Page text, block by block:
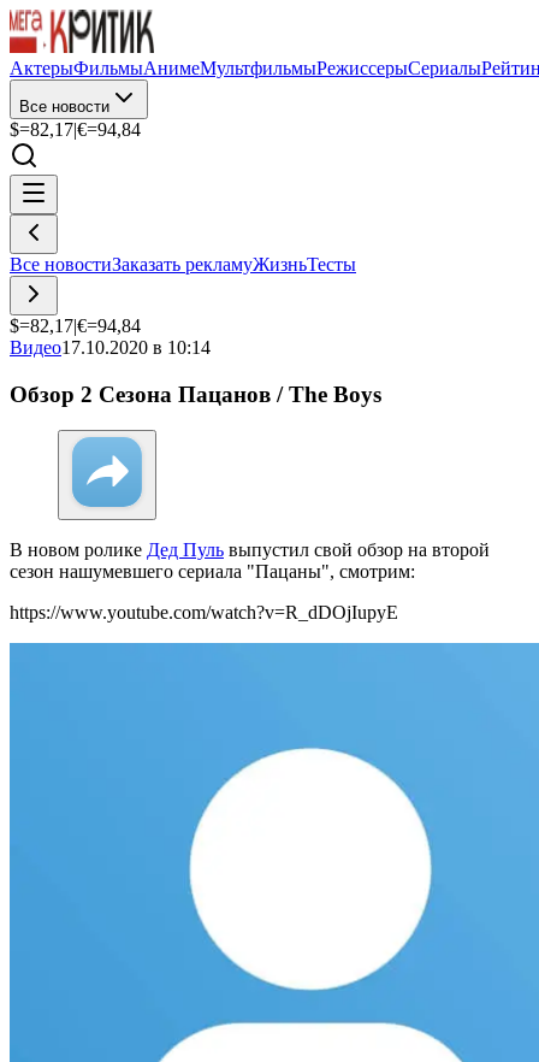
АктерыФильмыАнимеМультфильмыРежиссерыСериалы
Все новости
$=82,17|€=94,84
Все новостиЗаказать рекламуЖизньТесты
$=82,17|€=94,84
Видео17.10.2020 в 10:14
Обзор 2 Сезона Пацанов / The Boys
В новом ролике Дед Пуль выпустил свой обзор на второй
сезон нашумевшего сериала "Пацаны", смотрим:
https://www.youtube.com/watch?v=R_dDOjIupyE